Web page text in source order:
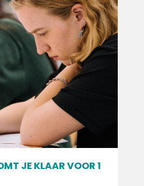
JE KLAAR VOOR 1